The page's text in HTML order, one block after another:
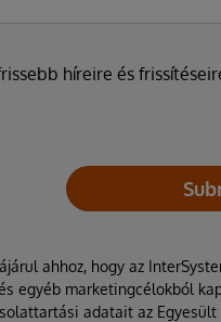
híreire és
ahhoz, hogy az
egyéb marketingcélokból
adatait az